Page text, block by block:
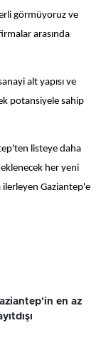
görmüyoruz ve
arasında
alt yapısı ve
potansiyele sahip
listeye daha
her yeni
Gaziantep'e
en az